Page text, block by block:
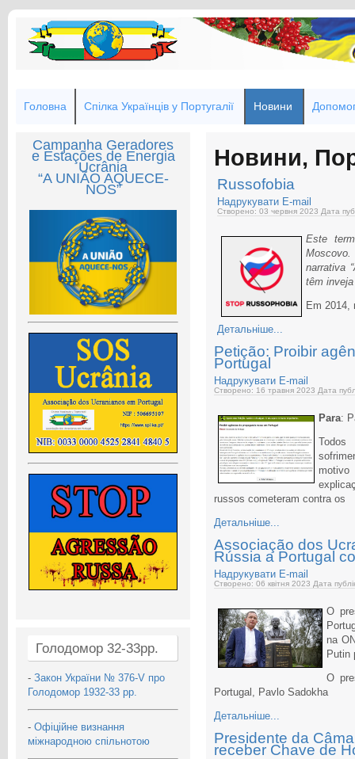
Головна Спілка Українців у Португалії Новини
Campanha Geradores
e Estações de Energia
Ucrânia
“A UNIÃO AQUECE-
NOS”
Голодомор 32-33рр.
- Закон України № 376-V про
Голодомор 1932-33 рр.
- Офіційне визнання
міжнародною спільнотою
Новини,
Russofobia
Надрукувати E-mail
Створено: 03 червня 2023 Дата
Este
narrativa
têm
Em 2014,
Детальніше...
Petição: Proibir
Portugal
Надрукувати E-mail
Створено: 16 травня 2023 Дата
Para:
russos cometeram contra os
Детальніше...
Associação dos
Rússia a Portugal
Надрукувати E-mail
Створено: 06 квітня 2023 Дата
O
na
Putin
O
Portugal, Pavlo Sadokha
Детальніше...
Presidente da
receber Chave de